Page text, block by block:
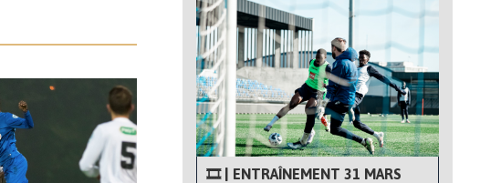
🎞 | ENTRAÎNEMENT 31 MARS